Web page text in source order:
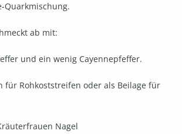
Quarkmischung.
ab mit:
und ein wenig Cayennepfeffer.
für Rohkoststreifen oder als Beilage für
Nagel